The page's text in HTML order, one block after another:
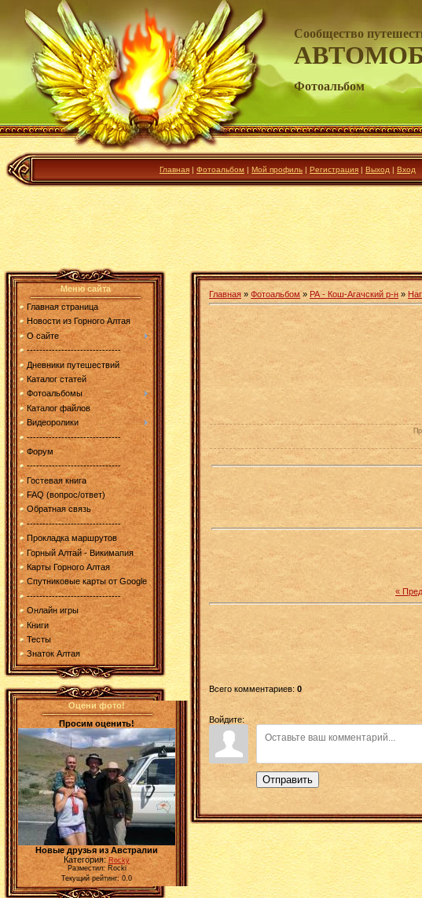
Сообщество
Фотоальбом
Главная | Фотоальбом | Мой профиль | Регистрация | Выход | Вход
Меню сайта
Главная страница
Новости из Горного Алтая
О сайте
------------------------------
Дневники путешествий
Каталог статей
Фотоальбомы
Каталог файлов
Видеоролики
------------------------------
Форум
------------------------------
Гостевая книга
FAQ (вопрос/ответ)
Обратная связь
------------------------------
Прокладка маршрутов
Горный Алтай - Викимапия
Карты Горного Алтая
Спутниковые карты от Google
------------------------------
Онлайн игры
Книги
Тесты
Знаток Алтая
Оцени фото!
Просим оценить!
Новые друзья из Австралии
Категория:Rocky
Разместил: Rocki
Текущий рейтинг: 0.0
Главная » Фотоальбом» РА - Кош-Агачский р-н »
«
Всего комментариев: 0
Войдите:
Отправить